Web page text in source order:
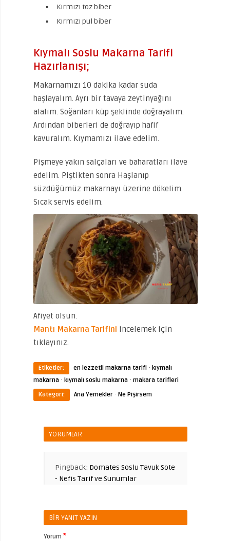
Kırmızı toz biber
Kırmızı pul biber
Kıymalı Soslu Makarna Tarifi
Hazırlanışı;
Makarnamızı 10 dakika kadar suda
haşlayalım. Ayrı bir tavaya zeytinyağını
alalım. Soğanları küp şeklinde doğrayalım.
Ardından biberleri de doğrayıp hafif
kavuralım. Kıymamızı ilave edelim.
Pişmeye yakın salçaları ve baharatları ilave
edelim. Piştikten sonra Haşlanıp
süzdüğümüz makarnayı üzerine dökelim.
Sıcak servis edelim.
Afiyet olsun.
Mantı Makarna Tarifini incelemek için
tıklayınız.
Etiketler: en lezzetli makarna tarifi · kıymalı
makarna · kıymalı soslu makarna · makara tarifleri
Kategori:
Ana Yemekler · Ne Pişirsem
YORUMLAR
Pingback: Domates Soslu Tavuk Sote
- Nefis Tarif ve Sunumlar
BIR YANIT YAZIN
Yorum *